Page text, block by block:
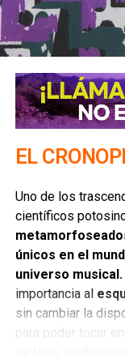
José Rafael
oraciones
filosofía mexicana
influencia en
Castro, Abad,
Luis Potosí
de los jesuitas
murió en Bolonia
EL
Uno de los
científicos
únicos en el
universo musical.
importancia al
sin cambiar la
para poder tocar